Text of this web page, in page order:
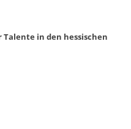
in den hessischen